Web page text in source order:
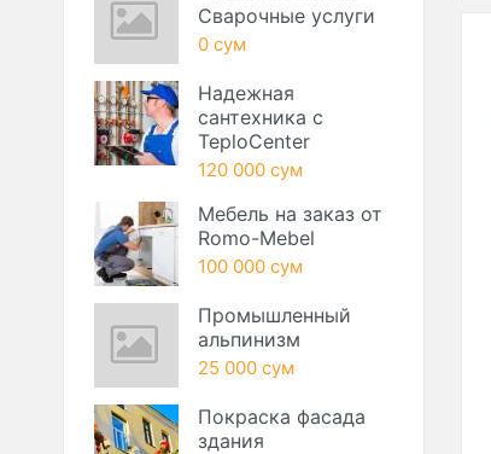
Сварочные услуги
0 сум
Надежная
сантехника с
TeploCenter
120 000 сум
Мебель на заказ от
Romo-Mebel
100 000 сум
Промышленный
альпинизм
25 000 сум
Покраска фасада
здания